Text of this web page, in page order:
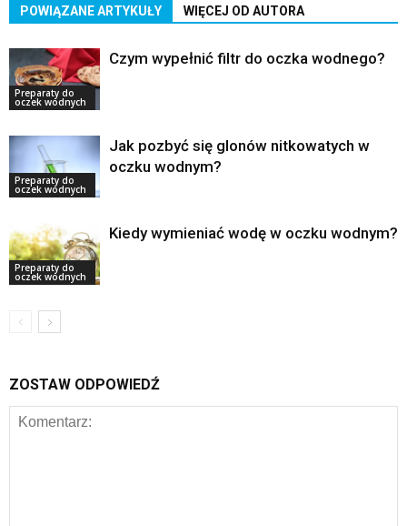
POWIĄZANE ARTYKUŁY WIĘCEJ OD AUTORA
Preparaty do
oczek wodnych
Czym wypełnić filtr do oczka wodnego?
Preparaty do
oczek wodnych
Jak pozbyć się glonów nitkowatych w
oczku wodnym?
Preparaty do
oczek wodnych
Kiedy wymieniać wodę w oczku wodnym?
ZOSTAW ODPOWIEDŹ